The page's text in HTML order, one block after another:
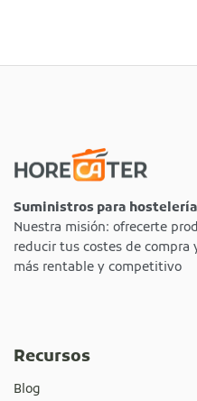
Suministros para
Nuestra misión: ofrecerte
reducir tus costes de
más rentable y competitivo
Recursos
Blog